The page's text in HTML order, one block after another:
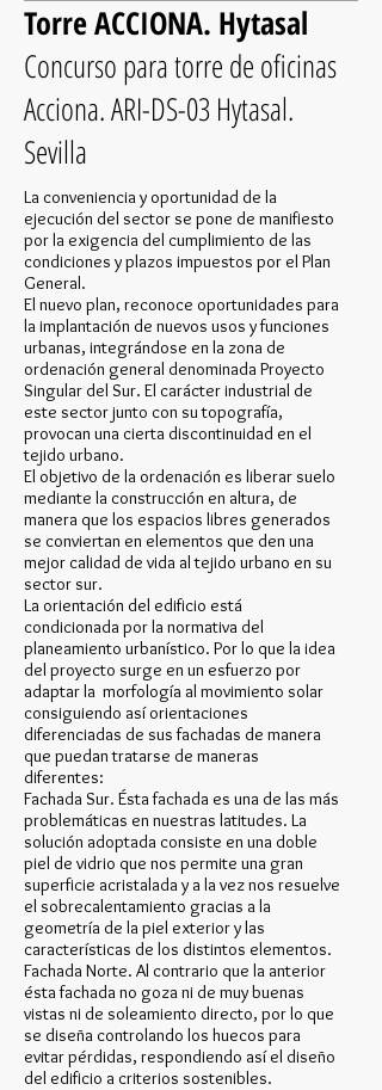
Torre ACCIONA. Hytasal
Concurso para torre de oficinas
Acciona. ARI-DS-03 Hytasal.
Sevilla
La conveniencia y oportunidad de la
ejecución del sector se pone de manifiesto
por la exigencia del cumplimiento de las
condiciones y plazos impuestos por el Plan
General.
El nuevo plan, reconoce oportunidades para
la implantación de nuevos usos y funciones
urbanas, integrándose en la zona de
ordenación general denominada Proyecto
Singular del Sur. El carácter industrial de
este sector junto con su topografía,
provocan una cierta discontinuidad en el
tejido urbano.
El objetivo de la ordenación es liberar suelo
mediante la construcción en altura, de
manera que los espacios libres generados
se conviertan en elementos que den una
mejor calidad de vida al tejido urbano en su
sector sur.
La orientación del edificio está
condicionada por la normativa del
planeamiento urbanístico. Por lo que la idea
del proyecto surge en un esfuerzo por
adaptar la morfología al movimiento solar
consiguiendo así orientaciones
diferenciadas de sus fachadas de manera
que puedan tratarse de maneras
diferentes:
Fachada Sur. Ésta fachada es una de las más
problemáticas en nuestras latitudes. La
solución adoptada consiste en una doble
piel de vidrio que nos permite una gran
superficie acristalada y a la vez nos resuelve
el sobrecalentamiento gracias a la
geometría de la piel exterior y las
características de los distintos elementos.
Fachada Norte. Al contrario que la anterior
ésta fachada no goza ni de muy buenas
vistas ni de soleamiento directo, por lo que
se diseña controlando los huecos para
evitar pérdidas, respondiendo así el diseño
del edificio a criterios sostenibles.